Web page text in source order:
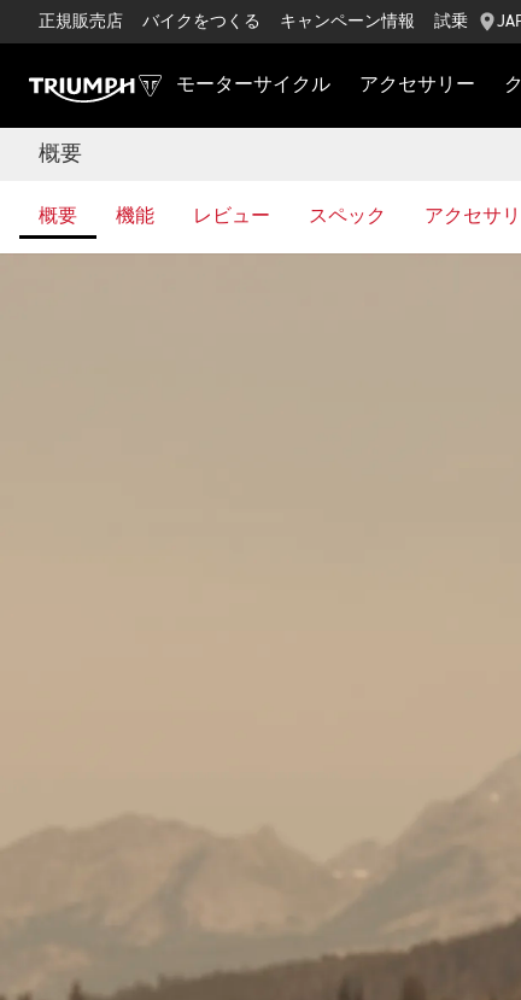
正規販売店 バイクをつくる キャンペーン情報 試乗
モーターサイクル アクセサリー
概要
概要 機能 レビュー スペック アクセサ